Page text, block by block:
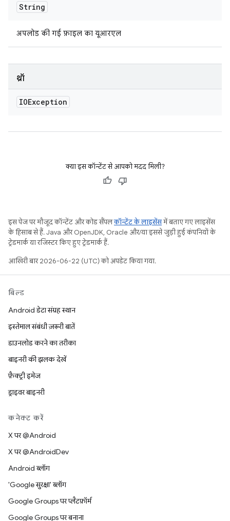
String
अपलोड की गई फ़ाइल का यूआरएल
थ्रॉ
IOException
क्या इस कॉन्टेंट से आपको मदद मिली?
इस पेज पर मौजूद कॉन्टेंट और कोड सैंपलकॉन्टेंट के लाइसेंसमें बताए गए लाइसेंस
के हिसाब से हैं. Java और OpenJDK, Oracle और/या इससे जुड़ी हुई कंपनियों के
ट्रेडमार्क या रजिस्टर किए हुए ट्रेडमार्क हैं.
आखिरी बार 2026-06-22 (UTC) को अपडेट किया गया.
बिल्ड
Android डेटा संग्रह स्थान
इस्तेमाल संबंधी ज़रूरी बातें
डाउनलोड करने का तरीका
बाइनरी की झलक देखें
फ़ैक्ट्री इमेज
ड्राइवर बाइनरी
कनेक्ट करें
X पर @Android
X पर @AndroidDev
Android ब्लॉग
'Google सुरक्षा' ब्लॉग
Google Groups पर प्लैटफ़ॉर्म
Google Groups पर बनाना